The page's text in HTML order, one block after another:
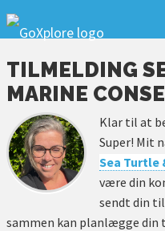
TILMELDING
MARINE
Klar til at
Super! Mit
Sea Turtle
være din
sendt din
sammen kan planlægge din